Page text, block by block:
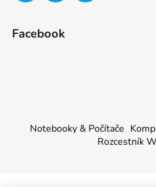
Facebook
Notebooky & Počítače
Rozcestník